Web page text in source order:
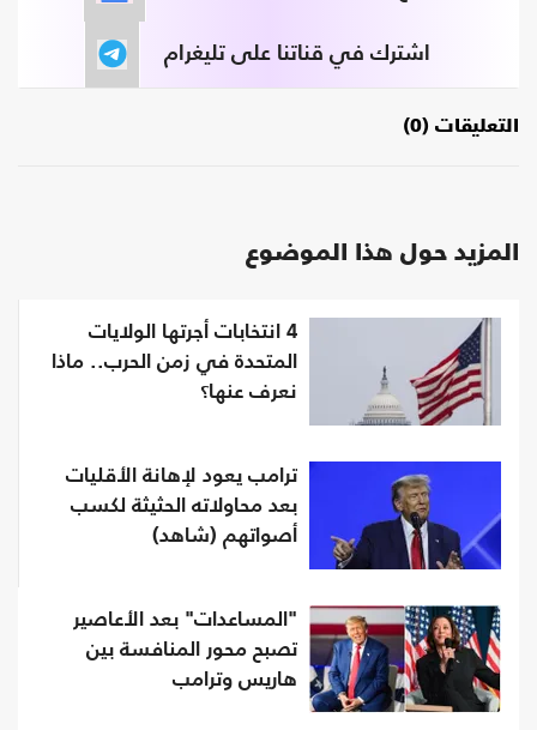
اشترك في قناتنا على تليغرام
التعليقات (0)
المزيد حول هذا الموضوع
4 انتخابات أجرتها الولايات
المتحدة في زمن الحرب.. ماذا
نعرف عنها؟
ترامب يعود لإهانة الأقليات
بعد محاولاته الحثيثة لكسب
أصواتهم (شاهد)
"المساعدات" بعد الأعاصير
تصبح محور المنافسة بين
هاريس وترامب